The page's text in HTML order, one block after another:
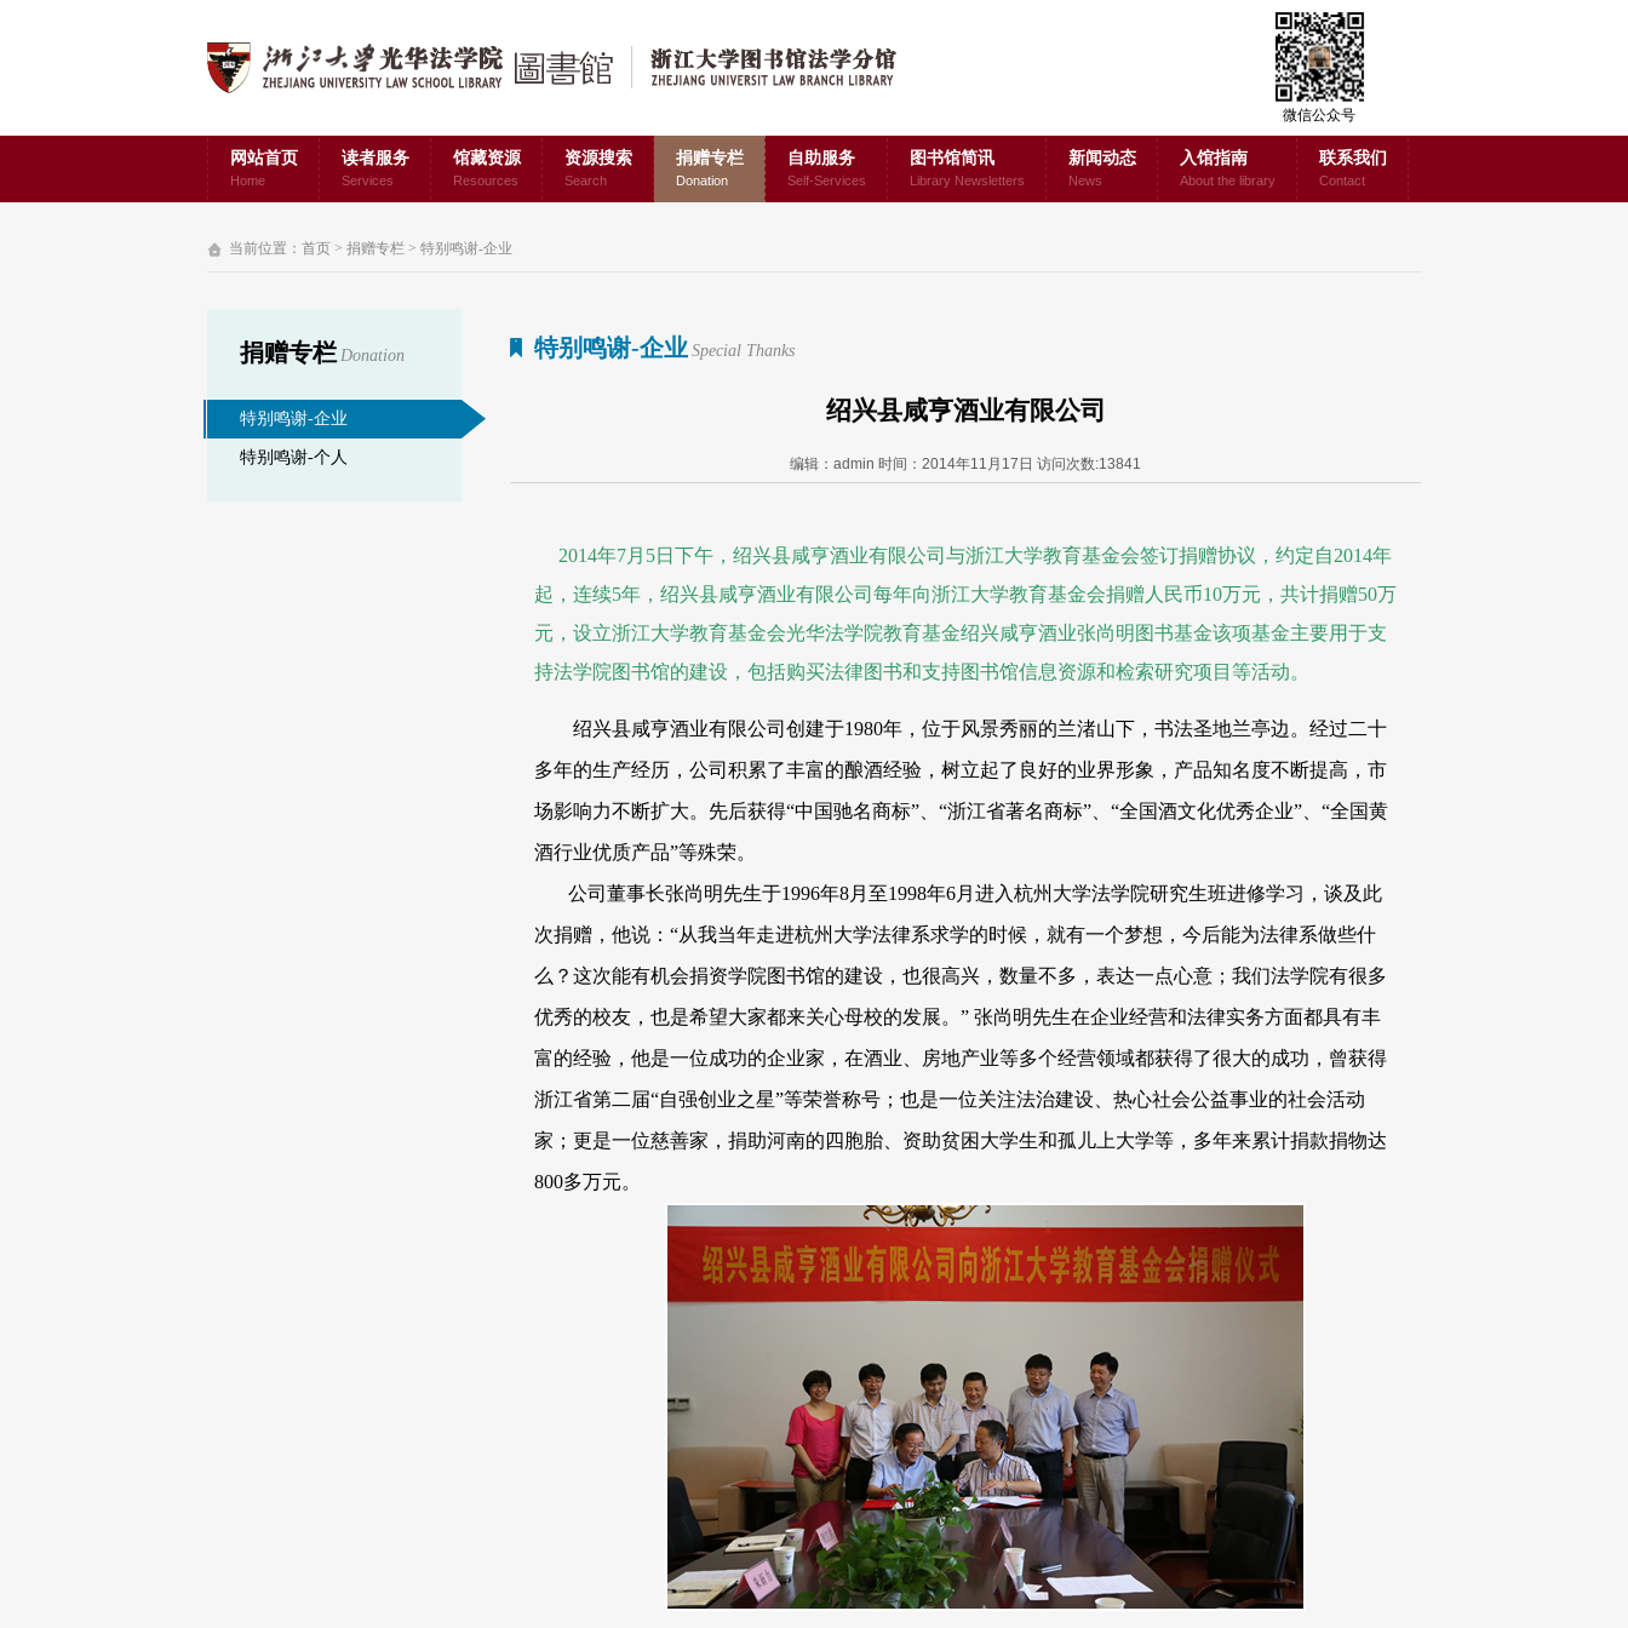
微信公众号
网站首页
Home
读者服务
Services
馆藏资源
Resources
资源搜索
Search
捐赠专栏
Donation
自助服务
Self-Services
图书馆简讯
Library Newsletters
新闻动态
News
入馆指南
About the library
联系我们
Contact
当前位置： 首页 > 捐赠专栏 > 特别鸣谢-企业
捐赠专栏 Donation
特别鸣谢-企业
特别鸣谢-个人
特别鸣谢-企业 Special Thanks
绍兴县咸亨酒业有限公司
编辑：admin 时间：2014年11月17日 访问次数:13841
2014年7月5日下午，绍兴县咸亨酒业有限公司与浙江大学教育基金会签订捐赠协议，约定自2014年
起，连续5年，绍兴县咸亨酒业有限公司每年向浙江大学教育基金会捐赠人民币10万元，共计捐赠50万
元，设立浙江大学教育基金会光华法学院教育基金绍兴咸亨酒业张尚明图书基金该项基金主要用于支
持法学院图书馆的建设，包括购买法律图书和支持图书馆信息资源和检索研究项目等活动。
绍兴县咸亨酒业有限公司创建于1980年，位于风景秀丽的兰渚山下，书法圣地兰亭边。经过二十
多年的生产经历，公司积累了丰富的酿酒经验，树立起了良好的业界形象，产品知名度不断提高，市
场影响力不断扩大。先后获得“中国驰名商标”、“浙江省著名商标”、“全国酒文化优秀企业”、“全国黄
酒行业优质产品”等殊荣。
公司董事长张尚明先生于1996年8月至1998年6月进入杭州大学法学院研究生班进修学习，谈及此
次捐赠，他说：“从我当年走进杭州大学法律系求学的时候，就有一个梦想，今后能为法律系做些什
么？这次能有机会捐资学院图书馆的建设，也很高兴，数量不多，表达一点心意；我们法学院有很多
优秀的校友，也是希望大家都来关心母校的发展。” 张尚明先生在企业经营和法律实务方面都具有丰
富的经验，他是一位成功的企业家，在酒业、房地产业等多个经营领域都获得了很大的成功，曾获得
浙江省第二届“自强创业之星”等荣誉称号；也是一位关注法治建设、热心社会公益事业的社会活动
家；更是一位慈善家，捐助河南的四胞胎、资助贫困大学生和孤儿上大学等，多年来累计捐款捐物达
800多万元。